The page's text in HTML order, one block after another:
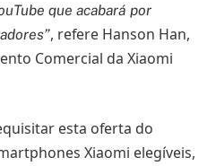
que acabará por
, refere Hanson Han,
Comercial da Xiaomi
esta oferta do
Xiaomi elegíveis,